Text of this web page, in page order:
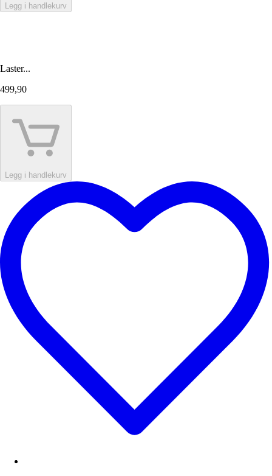
Legg i handlekurv
Laster...
499,90
Legg i handlekurv